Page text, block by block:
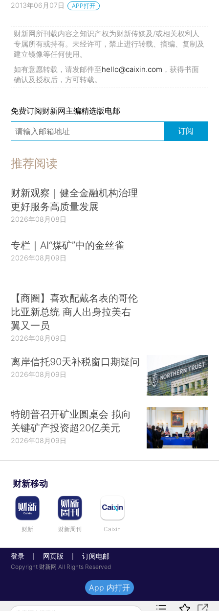
2013年06月07日 APP打开
财新网所刊载内容之知识产权为财新传媒及/或相关权利人
专属所有或持有。未经许可，禁止进行转载、摘编、复制及
建立镜像等任何使用。
如有意愿转载，请发邮件至hello@caixin.com ，获得书面
确认及授权后，方可转载。
免费订阅财新网主编精选版电邮
订阅
推荐阅读
财新观察｜健全金融机构治理
更好服务高质量发展
2026年08月08日
专栏｜AI“煤矿”中的金丝雀
2026年08月09日
【商圈】喜欢配戴名表的哥伦
比亚新总统 商人出身拉美右
翼又一员
2026年08月09日
离岸信托90天补税窗口期疑问
2026年08月09日
特朗普召开矿业圆桌会 拟向
关键矿产投资超20亿美元
2026年08月09日
财新移动
财新 财新周刊 Caixin
登录 网页版 订阅电邮
Copyright 财新网 All Rights Reserved
App 内打开